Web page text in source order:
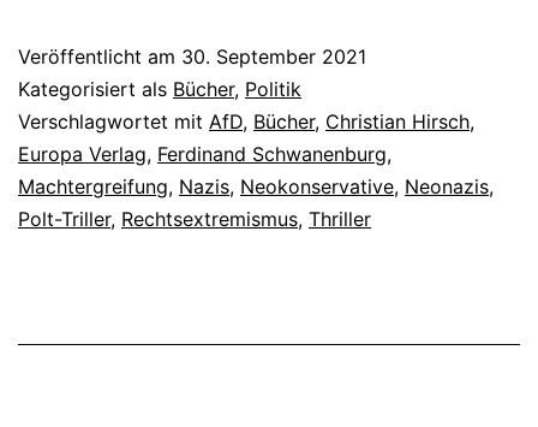
Veröffentlicht am 30. September 2021
Kategorisiert als Bücher, Politik
Verschlagwortet mit AfD, Bücher, Christian Hirsch,
Europa Verlag, Ferdinand Schwanenburg,
Machtergreifung, Nazis, Neokonservative, Neonazis,
Polt-Triller, Rechtsextremismus, Thriller